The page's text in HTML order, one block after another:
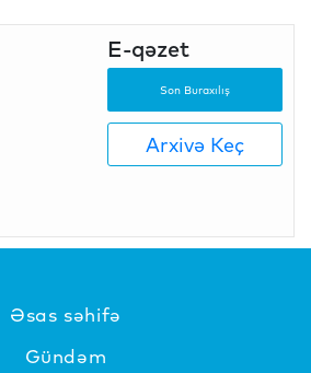
E-qəzet
Son Buraxılış
Arxivə Keç
Əsas səhifə
Gündəm